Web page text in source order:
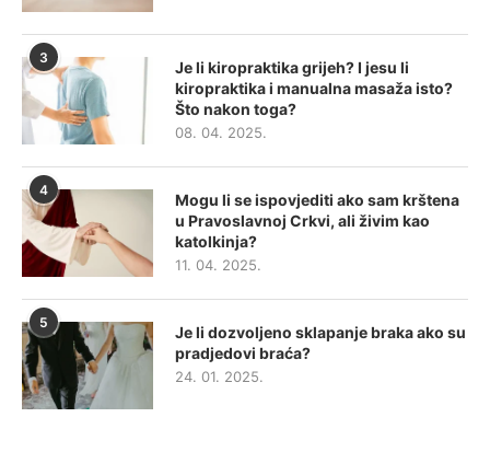
3
Je li kiropraktika grijeh? I jesu li
kiropraktika i manualna masaža isto?
Što nakon toga?
08. 04. 2025.
4
Mogu li se ispovjediti ako sam krštena
u Pravoslavnoj Crkvi, ali živim kao
katolkinja?
11. 04. 2025.
5
Je li dozvoljeno sklapanje braka ako su
pradjedovi braća?
24. 01. 2025.